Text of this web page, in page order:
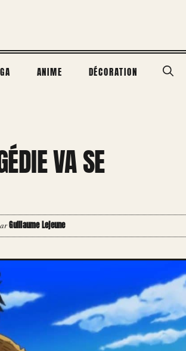
ANIME DÉCORATION
VA SE
Guillaume Lejeune